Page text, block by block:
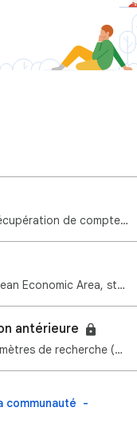
Bonjour, Bienvenue dans la communauté d'aide de la recherche Google. La récupération de compte fait …
Hey Search Community, We re beginning to roll out AI Overviews in the European Economic Area, starti…
antérieure
Bonjour, Nous avons récemment rencontré un problème qui a rétabli les paramètres de recherche (googl…
communauté